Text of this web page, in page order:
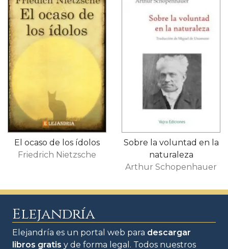
El ocaso de los ídolos
Friedrich Nietzsche
Sobre la voluntad en la
naturaleza
Arthur Schopenhauer
Elejandría
Elejandría es un portal web para descargar
libros gratis y de forma legal. Todos nuestros